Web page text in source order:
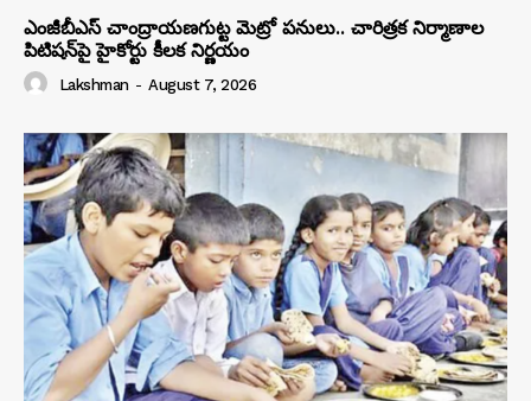
ఎంజీబీఎస్ చాంద్రాయణగుట్ట మెట్రో పనులు.. చారిత్రక నిర్మాణాల
పిటిషన్‌పై హైకోర్టు కీలక నిర్ణయం
Lakshman - August 7, 2026